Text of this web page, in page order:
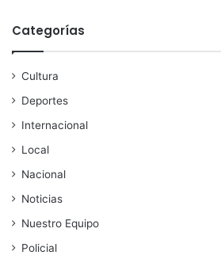
Categorías
Cultura
Deportes
Internacional
Local
Nacional
Noticias
Nuestro Equipo
Policial